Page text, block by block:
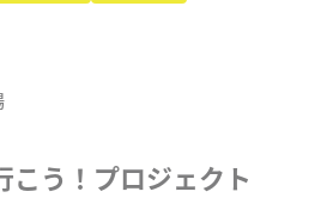
こう！プロジェクト